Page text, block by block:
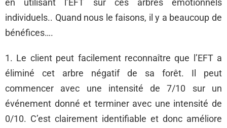
en utilisant l’EFT sur ces arbres émotionnels
individuels.. Quand nous le faisons, il y a beaucoup de
bénéfices….
1. Le client peut facilement reconnaître que l’EFT a
éliminé cet arbre négatif de sa forêt. Il peut
commencer avec une intensité de 7/10 sur un
événement donné et terminer avec une intensité de
0/10. C’est clairement identifiable et donc améliore